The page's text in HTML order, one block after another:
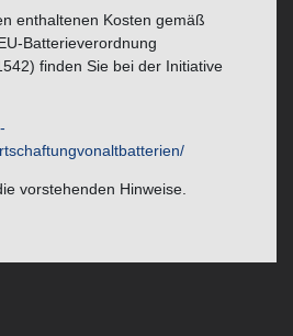
enthaltenen Kosten gemäß
Batterieverordnung
finden Sie bei der Initiative
vorstehenden Hinweise.